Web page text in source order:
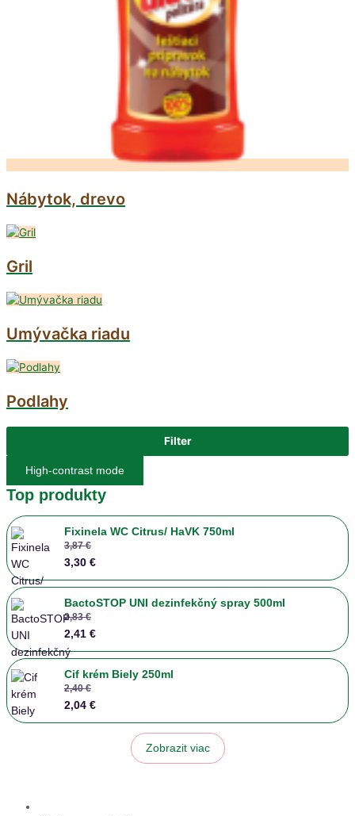
Nábytok, drevo
Gril
Umývačka riadu
Podlahy
Filter
High-contrast mode
Top produkty
Fixinela WC Citrus/ HaVK 750ml
3,87 €
3,30 €
BactoSTOP UNI dezinfekčný spray 500ml
2,83 €
2,41 €
Cif krém Biely 250ml
2,40 €
2,04 €
Bref Power Aktiv Gel Ocean 700ml
Zobrazit viac